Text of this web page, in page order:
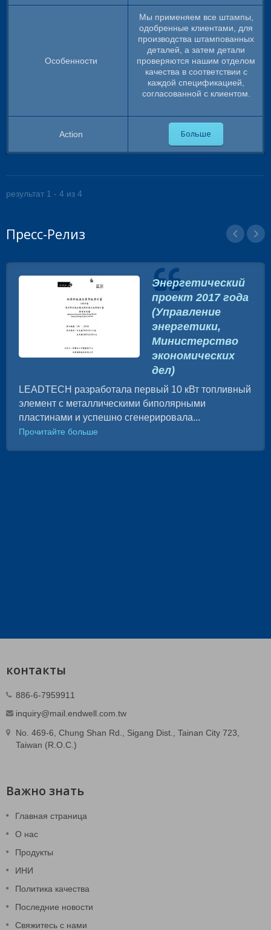
Мы применяем все штампы,
одобренные клиентами, для
производства штампованных
деталей, а затем детали
проверяются нашим отделом
качества в соответствии с
каждой спецификацией,
согласованной с клиентом.
Больше
результат 1 - 4 из 4
Пресс-Релиз
Энергетический
проект 2017 года
(Управление
энергетики,
Министерство
экономических
дел)
LEADTECH разработала первый 10 кВт топливный
элемент с металлическими биполярными
пластинами и успешно сгенерировала...
Прочитайте больше
контакты
886-6-7959911
inquiry@mail.endwell.com.tw
No. 469-6, Chung Shan Rd., Sigang Dist., Tainan City 723,
Taiwan (R.O.C.)
Важно знать
Главная страница
О нас
Продукты
ИНИ
Политика качества
Последние новости
Свяжитесь с нами